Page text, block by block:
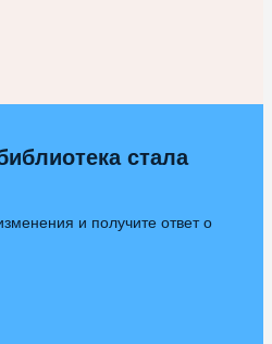
стала
и получите ответ о